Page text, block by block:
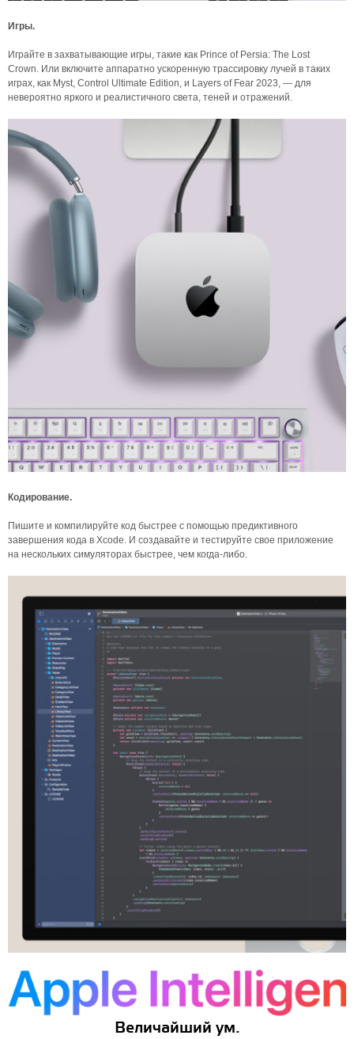
Игры.
Играйте в захватывающие игры, такие как Prince of Persia: The Lost
Crown. Или включите аппаратно ускоренную трассировку лучей в таких
играх, как Myst, Control Ultimate Edition, и Layers of Fear 2023, — для
невероятно яркого и реалистичного света, теней и отражений.
Кодирование.
Пишите и компилируйте код быстрее с помощью предиктивного
завершения кода в Xcode. И создавайте и тестируйте свое приложение
на нескольких симуляторах быстрее, чем когда-либо.
Величайший ум.